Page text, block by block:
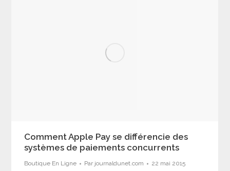
Comment Apple Pay se différencie des
systèmes de paiements concurrents
Boutique En Ligne Par journaldunet.com 22 mai 2015